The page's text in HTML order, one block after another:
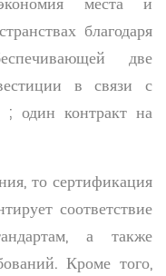
благодаря
две
в связи с
; один контракт на
то сертификация
соответствие
а также
Кроме того,